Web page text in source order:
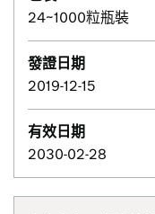
24~1000粒瓶裝
發證日期
2019-12-15
有效日期
2030-02-28